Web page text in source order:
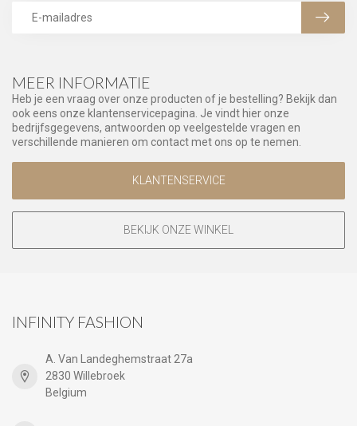
MEER INFORMATIE
Heb je een vraag over onze producten of je bestelling? Bekijk dan
ook eens onze klantenservicepagina. Je vindt hier onze
bedrijfsgegevens, antwoorden op veelgestelde vragen en
verschillende manieren om contact met ons op te nemen.
KLANTENSERVICE
BEKIJK ONZE WINKEL
INFINITY FASHION
A. Van Landeghemstraat 27a
2830 Willebroek
Belgium